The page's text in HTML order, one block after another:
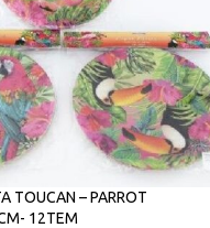
TOUCAN – PARROT
12ΤΕΜ